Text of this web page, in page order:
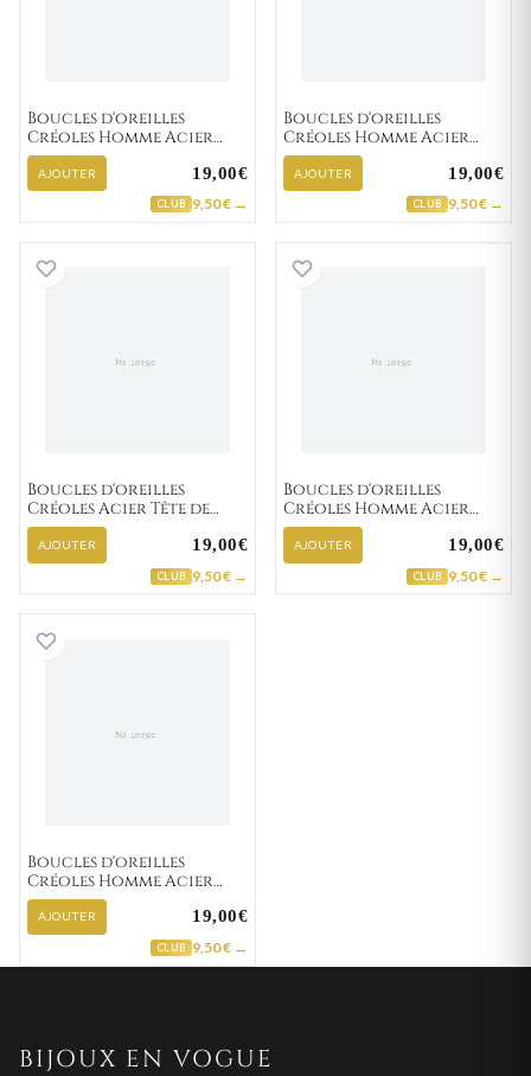
Boucles d'oreilles
Créoles Homme Acier
Antonietto IP noir
Diamètre 13mm
AJOUTER 19,00€
CLUB 9,50 € →
Boucles d'oreilles
Créoles Homme Acier
noir Tête de Mort Ø
14mm
AJOUTER 19,00€
CLUB 9,50 € →
Boucles d'oreilles Créoles Acier Tête de Mort Ø
Boucles d'oreilles
Créoles Acier Tête de
Mort Ø 14mm
AJOUTER 19,00€
CLUB 9,50 € →
Boucles d'oreilles
Créoles Homme Acier
Etton Diamètre 13mm
AJOUTER 19,00€
CLUB 9,50 € →
Boucles d'oreilles
Créoles Homme Acier
blanc,noir Ø 13mm
AJOUTER 19,00€
CLUB 9,50 € →
BIJOUX EN VOGUE